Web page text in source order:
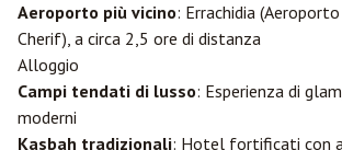
Aeroporto più vicino: Errachidia
Cherif), a circa 2,5 ore di distanza
Alloggio
Campi tendati di lusso: Esperienza di
moderni
Kasbah tradizionali: Hotel fortificati con